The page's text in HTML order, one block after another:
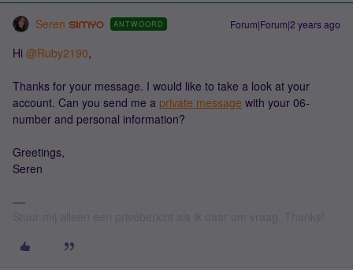
Seren ANTWOORD Forum|Forum|2 years ago
Hi @Ruby2190,
Thanks for your message. I would like to take a look at your
account. Can you send me a private message with your 06-
number and personal information?
Greetings,
Seren